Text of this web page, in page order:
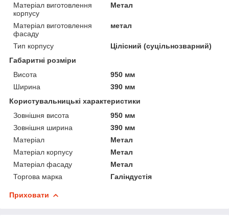
Матеріал виготовлення
корпусу
Метал
Матеріал виготовлення
фасаду
метал
Тип корпусу
Цілісний (суцільнозварний)
Габаритні розміри
Висота
950 мм
Ширина
390 мм
Користувальницькі характеристики
Зовнішня висота
950 мм
Зовнішня ширина
390 мм
Матеріал
Метал
Матеріал корпусу
Метал
Матеріал фасаду
Метал
Торгова марка
Галіндустія
Приховати